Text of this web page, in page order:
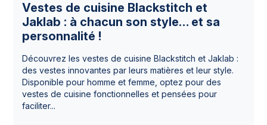
Vestes de cuisine Blackstitch et
Jaklab : à chacun son style… et sa
personnalité !
Découvrez les vestes de cuisine Blackstitch et Jaklab :
des vestes innovantes par leurs matières et leur style.
Disponible pour homme et femme, optez pour des
vestes de cuisine fonctionnelles et pensées pour
faciliter...